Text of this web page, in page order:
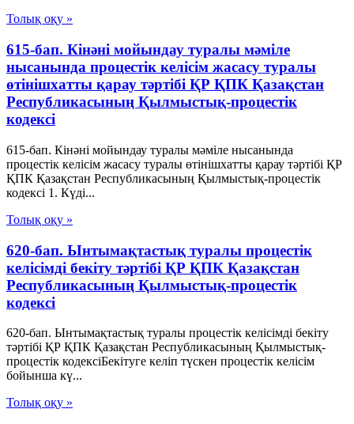
Толық оқу »
615-бап. Кінәні мойындау туралы мәміле
нысанында процестік келісім жасасу туралы
өтінішхатты қарау тәртібі ҚР ҚПК Қазақстан
Республикасының Қылмыстық-процестік
кодексi
615-бап. Кінәні мойындау туралы мәміле нысанында
процестік келісім жасасу туралы өтінішхатты қарау тәртібі ҚР
ҚПК Қазақстан Республикасының Қылмыстық-процестік
кодексi 1. Күдi...
Толық оқу »
620-бап. Ынтымақтастық туралы процестік
келісімді бекіту тәртібі ҚР ҚПК Қазақстан
Республикасының Қылмыстық-процестік
кодексi
620-бап. Ынтымақтастық туралы процестік келісімді бекіту
тәртібі ҚР ҚПК Қазақстан Республикасының Қылмыстық-
процестік кодексiБекітуге келіп түскен процестік келісім
бойынша кү...
Толық оқу »